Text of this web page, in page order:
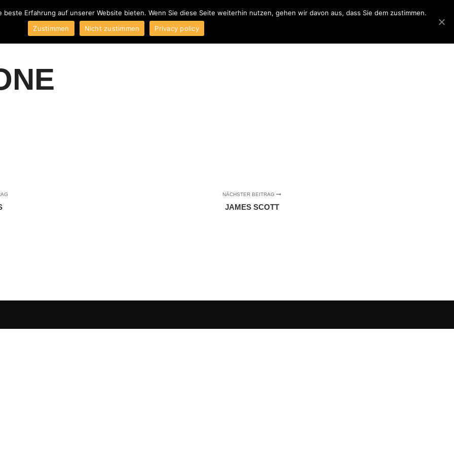
Blog Produkte Kontakt AGB Impressum
NÄCHSTER BEITRAG
JAMES SCOTT
Erfahrung auf unserer Website bieten. Wenn Sie diese Seite weiterhin nutzen, gehen wir davon aus, dass Sie dem zustimmen.
Zustimmen
Nicht zustimmen Privacy policy